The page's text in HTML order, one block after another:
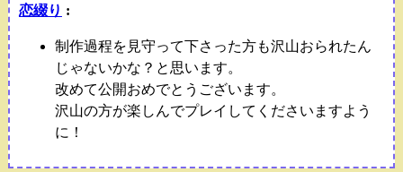
恋綴り :
制作過程を見守って下さった方も沢山おられたん
じゃないかな？と思います。
改めて公開おめでとうございます。
沢山の方が楽しんでプレイしてくださいますよう
に！